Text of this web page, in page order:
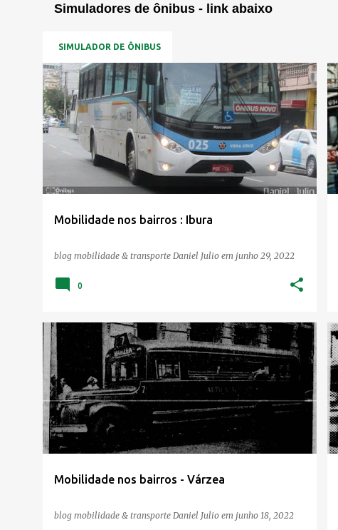
Simuladores de ônibus - link abaixo
SIMULADOR DE ÔNIBUS
P
o
s
t
g
Mobilidade nos bairros : Ibura
blog mobilidade & transporte Daniel Julio em junho 29, 2022
0
Mobilidade nos bairros - Várzea
blog mobilidade & transporte Daniel Julio em junho 18, 2022